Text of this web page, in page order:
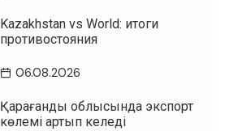
Kazakhstan vs World: итоги
противостояния
06.08.2026
Қарағанды облысында экспорт
көлемі артып келеді